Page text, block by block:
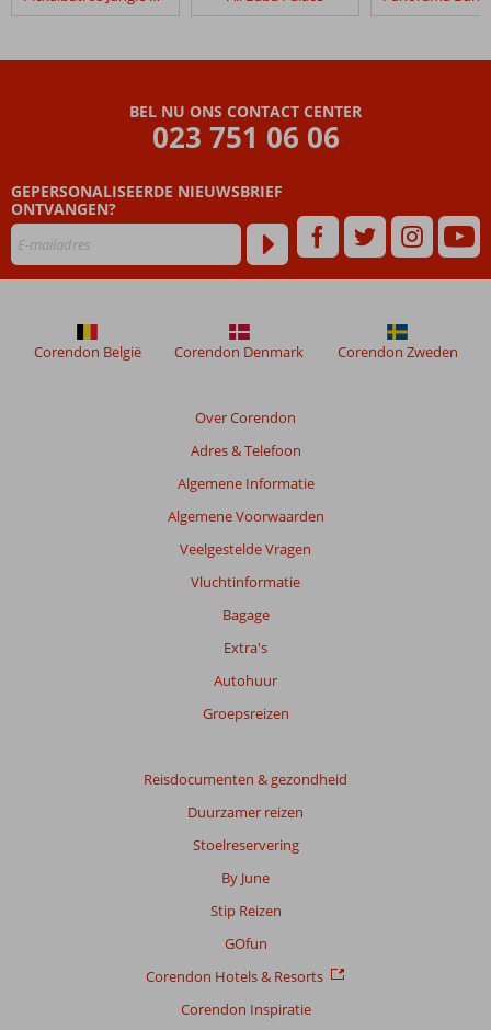
Grand
Beoordelingen
dan
48
niet
weergegeven
om
BEL NU ONS CONTACT CENTER
023 751 06 06
GEPERSONALISEERDE NIEUWSBRIEF
ONTVANGEN?
Over Corendon
Adres & Telefoon
Algemene Informatie
Algemene Voorwaarden
Veelgestelde Vragen
Vluchtinformatie
Bagage
Extra's
Autohuur
Groepsreizen
Reisdocumenten & gezondheid
Duurzamer reizen
Stoelreservering
By June
Stip Reizen
GOfun
Corendon Hotels & Resorts
Corendon Inspiratie
Corendon België Corendon Denmark Corendon Zweden